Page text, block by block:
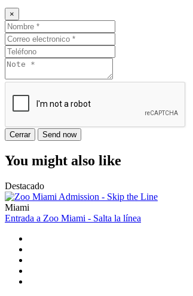
×
Cerrar Send now
You might also like
Destacado
Miami
Entrada a Zoo Miami - Salta la línea